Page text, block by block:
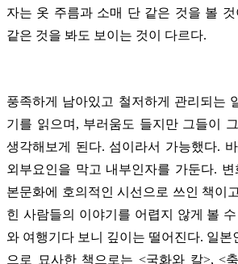
자는 옷 주름과 소매 단 같은 것을 볼
같은 것을 봐도 보이는 것이 다르다.
풍족하게 남아있고 철저하게 관리되는
기를 읽으며, 부러움도 들지만 그들이
생각해보게 된다. 섬이라서 가능했다.
외부요인을 막고 내부인자를 가둔다.
본문화에 호의적인 시선으로 쓰인 책이
힌 사람들의 이야기를 어렵지 않게 볼 수
와 여행기다 보니 깊이는 떨어진다. 일본
으로 묘사한 책으로는 <국화와 칼>, <